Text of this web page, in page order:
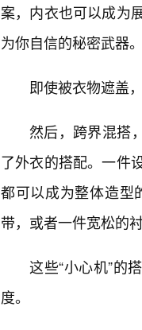
案，内衣也可以成为
为你自信的秘密武器。
即使被衣物遮盖
然后，跨界混搭
了外衣的搭配。一件
都可以成为整体造型
带，或者一件宽松的
这些“小心机”的
度。